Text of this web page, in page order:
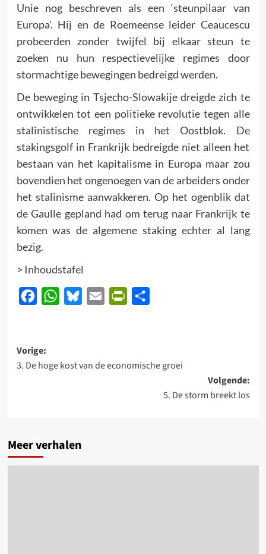
Unie nog beschreven als een ‘steunpilaar van
Europa’. Hij en de Roemeense leider Ceaucescu
probeerden zonder twijfel bij elkaar steun te
zoeken nu hun respectievelijke regimes door
stormachtige bewegingen bedreigd werden.
De beweging in Tsjecho-Slowakije dreigde zich te
ontwikkelen tot een poli­tieke revolutie tegen alle
stalinistische regimes in het Oostblok. De
stakingsgolf in Frankrijk bedreigde niet alleen het
bestaan van het kapitalisme in Europa maar zou
bovendien het ongenoegen van de arbeiders onder
het stalinisme aanwakkeren. Op het ogenblik dat
de Gaulle gepland had om terug naar Frankrijk te
komen was de algemene staking echter al lang
bezig.
> Inhoudstafel
FacebookWhatsApp
BlueskyEmail PrintFriendly
Bericht
navigatie
Vorige:
3. De hoge kost van de economische groei
Volgende:
5. De storm breekt los
Meer verhalen